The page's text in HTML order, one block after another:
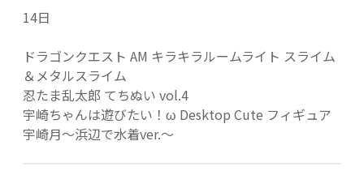
14日
ドラゴンクエスト AM キラキラルームライト スライム
＆メタルスライム
忍たま乱太郎 てちぬい vol.4
宇崎ちゃんは遊びたい！ω Desktop Cute フィギュア
宇崎月～浜辺で水着ver.～